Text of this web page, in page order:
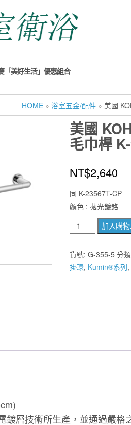
「美好生活」優惠組合
HOME » 浴室五金/配件 » 美國
美國
毛巾桿
NT$2,640
同 K-23567T-CP
顏色 : 拋光鍍鉻
國
KOHLER
Kumin
24"
K-
加入購
貨號: G-355-5 分
掛環, Kumin®系列,
鍍層技術所生產，並通過嚴格